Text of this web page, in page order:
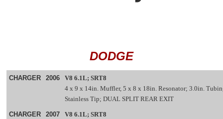
DODGE
CHARGER 2006
V8 6.1L; SRT8
4 x 9 x 14in. Muffler, 5 x 8 x 18in. Resonator; 3.0in.
Stainless Tip; DUAL SPLIT REAR EXIT
CHARGER 2007
V8 6.1L; SRT8